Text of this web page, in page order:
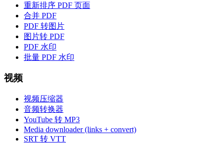
重新排序 PDF 页面
合并 PDF
PDF 转图片
图片转 PDF
PDF 水印
批量 PDF 水印
视频
视频压缩器
音频转换器
YouTube 转 MP3
Media downloader (links + convert)
SRT 转 VTT